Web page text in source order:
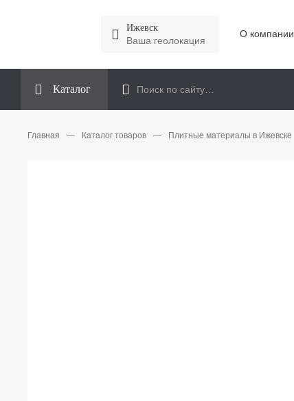
Ижевск
Ваша геолокация
О компании
Каталог
Главная — Каталог товаров — Плитные материалы в Ижевске